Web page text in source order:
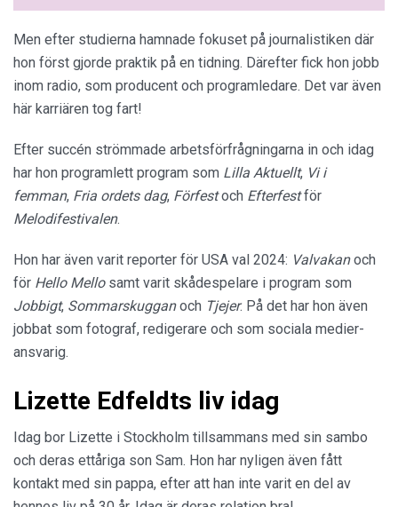
Men efter studierna hamnade fokuset på journalistiken där
hon först gjorde praktik på en tidning. Därefter fick hon jobb
inom radio, som producent och programledare. Det var även
här karriären tog fart!
Efter succén strömmade arbetsförfrågningarna in och idag
har hon programlett program som Lilla Aktuellt, Vi i
femman, Fria ordets dag, Förfestoch Efterfestför
Melodifestivalen.
Hon har även varit reporter för USA val 2024: Valvakanoch
för Hello Mello samt varit skådespelare i program som
Jobbigt, Sommarskugganoch Tjejer. På det har hon även
jobbat som fotograf, redigerare och som sociala medier-
ansvarig.
Lizette Edfeldts liv idag
Idag bor Lizette i Stockholm tillsammans med sin sambo
och deras ettåriga son Sam. Hon har nyligen även fått
kontakt med sin pappa, efter att han inte varit en del av